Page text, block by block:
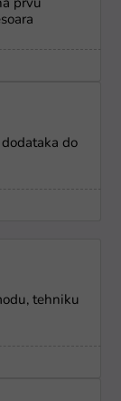
prvu
do
tehniku